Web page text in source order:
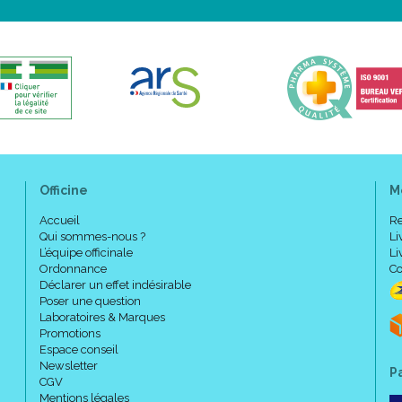
Faire mousser sur une
Composition :
tensioactifs doux, excipients
Aqua, magnesium laureth
sodium chloride, polysorbate
glucose dioleate, DMDM
seed oil/palm oil
Officine
Accueil
Qui sommes-nous ?
L’équipe officinale
Ordonnance
Déclarer un effet indésirable
Poser une question
Laboratoires & Marques
Promotions
Espace conseil
Newsletter
CGV
Mentions légales